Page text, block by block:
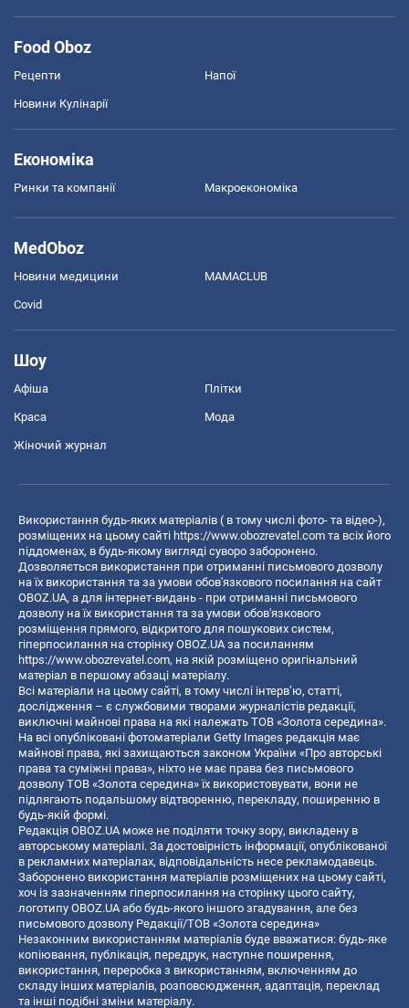
Food Oboz
Рецепти Напої
Новини Кулінарії
Економіка
Ринки та компанії Макроекономіка
MedOboz
Новини медицини MAMACLUB
Covid
Шоу
Афіша Плітки
Краса Мода
Жіночий журнал
Використання будь-яких матеріалів ( в тому числі фото- та відео-),
розміщених на цьому сайті https://www.obozrevatel.com та всіх його
піддоменах, в будь-якому вигляді суворо заборонено.
Дозволяється використання при отриманні письмового дозволу
на їх використання та за умови обов'язкового посилання на сайт
OBOZ.UA, а для інтернет-видань - при отриманні письмового
дозволу на їх використання та за умови обов'язкового
розміщення прямого, відкритого для пошукових систем,
гіперпосилання на сторінку OBOZ.UA за посиланням
https://www.obozrevatel.com, на якій розміщено оригінальний
матеріал в першому абзаці матеріалу.
Всі матеріали на цьому сайті, в тому числі інтерв’ю, статті,
дослідження – є службовими творами журналістів редакції,
виключні майнові права на які належать ТОВ «Золота середина».
На всі опубліковані фотоматеріали Getty Images редакція має
майнові права, які захищаються законом України «Про авторські
права та суміжні права», ніхто не має права без письмового
дозволу ТОВ «Золота середина» їх використовувати, вони не
підлягають подальшому відтворенню, перекладу, поширенню в
будь-якій формі.
Редакція OBOZ.UA може не поділяти точку зору, викладену в
авторському матеріалі. За достовірність інформації, опублікованої
в рекламних матеріалах, відповідальність несе рекламодавець.
Заборонено використання матеріалів розміщених на цьому сайті,
хоч із зазначенням гіперпосилання на сторінку цього сайту,
логотипу OBOZ.UA або будь-якого іншого згадування, але без
письмового дозволу Редакції/ТОВ «Золота середина»
Незаконним використанням матеріалів буде вважатися: будь-яке
копiювання, публiкацiя, передрук, наступне поширення,
використання, переробка з використанням, включенням до
складу інших матеріалів, розповсюдження, адаптація, переклад
та інші подібні зміни матеріалу.